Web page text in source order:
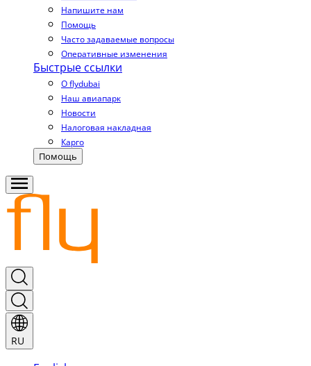
Напишите нам
Помощь
Часто задаваемые вопросы
Оперативные изменения
Быстрые ссылки
О flydubai
Наш авиапарк
Новости
Налоговая накладная
Карго
Помощь
RU